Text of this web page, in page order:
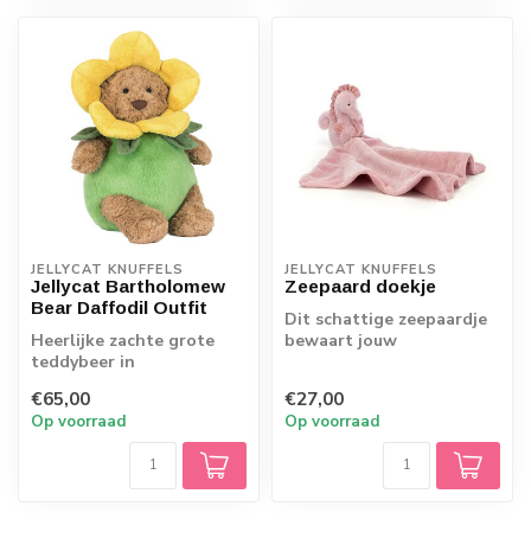
JELLYCAT KNUFFELS
Jellycat Bartholomew
Bear Daffodil Outfit
Heerlijke zachte grote
teddybeer in
€65,00
Op voorraad
JELLYCAT KNUFFELS
Zeepaard doekje
Dit schattige zeepaardje
bewaart jouw
€27,00
Op voorraad